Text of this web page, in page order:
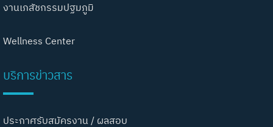
งานเภสัชกรรมปฐมภูมิ
Wellness Center
บริการข่าวสาร
ประกาศรับสมัครงาน / ผลสอบ